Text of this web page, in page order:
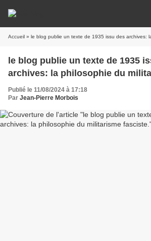
Accueil » le blog publie un texte de 1935 issu des archives: la
le blog publie un texte de 1935 issu
archives: la philosophie du
Publié le 11/08/2024 à 17:18
Par Jean-Pierre Morbois